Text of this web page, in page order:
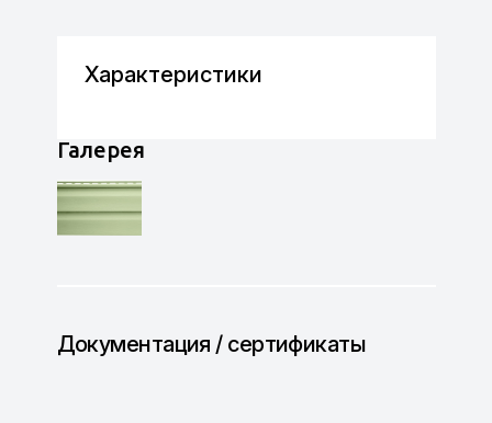
Характеристики
Галерея
Документация / сертификаты